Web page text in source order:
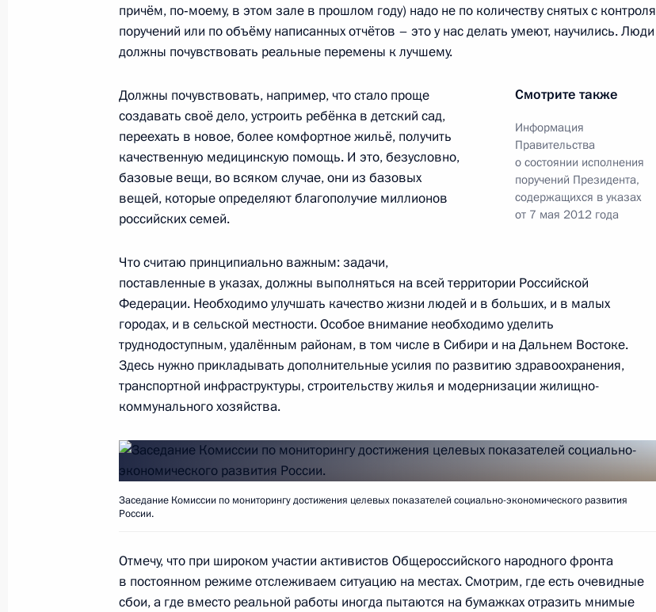
Заседание Комиссии по делам инвалидов
Заседание президиума Госсовета по вопросу реализации
государственной антинаркотической политики
17 июня 2015 года, 15:50
Заседание Комиссии по мониторингу достижения целевых
показателей социально-экономического развития
7 мая 2015 года, 15:45
Совещание по ликвидации последствий ЧС на территории
Сибирского федерального округа
Заседание Государственного совета по вопросам развития
7 апреля 2015 года, 17:35
причём, по‑моему, в этом зале в прошлом году) надо не по количеству снятых с контроля
поручений или по объёму написанных отчётов – это у нас делать умеют, научились. Люди
должны почувствовать реальные перемены к лучшему.
Смотрите также
Информация
Правительства
о состоянии исполнения
поручений Президента,
содержащихся в указах
от 7 мая 2012 года
Должны почувствовать, например, что стало проще
создавать своё дело, устроить ребёнка в детский сад,
переехать в новое, более комфортное жильё, получить
качественную медицинскую помощь. И это, безусловно,
базовые вещи, во всяком случае, они из базовых
вещей, которые определяют благополучие миллионов
российских семей.
Что считаю принципиально важным: задачи,
поставленные в указах, должны выполняться на всей территории Российской
Федерации. Необходимо улучшать качество жизни людей и в больших, и в малых
городах, и в сельской местности. Особое внимание необходимо уделить
труднодоступным, удалённым районам, в том числе в Сибири и на Дальнем Востоке.
Здесь нужно прикладывать дополнительные усилия по развитию здравоохранения,
транспортной инфраструктуры, строительству жилья и модернизации жилищно-
коммунального хозяйства.
Заседание Комиссии по мониторингу достижения целевых показателей социально-экономического развития
России.
Отмечу, что при широком участии активистов Общероссийского народного фронта
в постоянном режиме отслеживаем ситуацию на местах. Смотрим, где есть очевидные
сбои, а где вместо реальной работы иногда пытаются на бумажках отразить мнимые